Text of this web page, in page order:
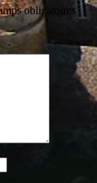
obligatoires